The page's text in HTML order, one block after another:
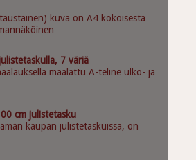
kuva on A4 kokoisesta
7 väriä
maalattu A-teline ulko- ja
cm julistetasku
kaupan julistetaskuissa, on